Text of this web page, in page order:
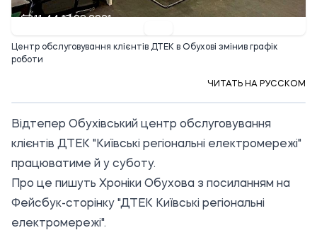
11:44 17.08.2021
Центр обслуговування клієнтів ДТЕК в Обухові змінив графік
роботи
ЧИТАТЬ НА РУССКОМ
Відтепер Обухівський центр обслуговування
клієнтів ДТЕК "Київські регіональні електромережі"
працюватиме й у суботу.
Про це пишуть Хроніки Обухова з посиланням на
Фейсбук-сторінку "ДТЕК Київські регіональні
електромережі".